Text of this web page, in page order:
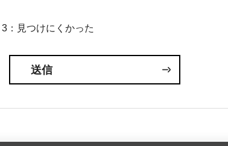
3：見つけにくかった